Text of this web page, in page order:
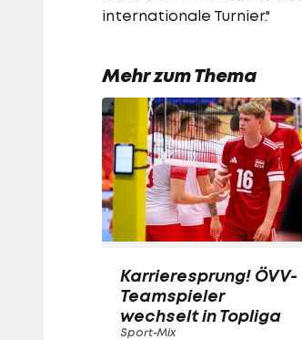
internationale Turnier."
Mehr zum Thema
Karrieresprung! ÖVV-
Teamspieler
wechselt in Topliga
Sport-Mix